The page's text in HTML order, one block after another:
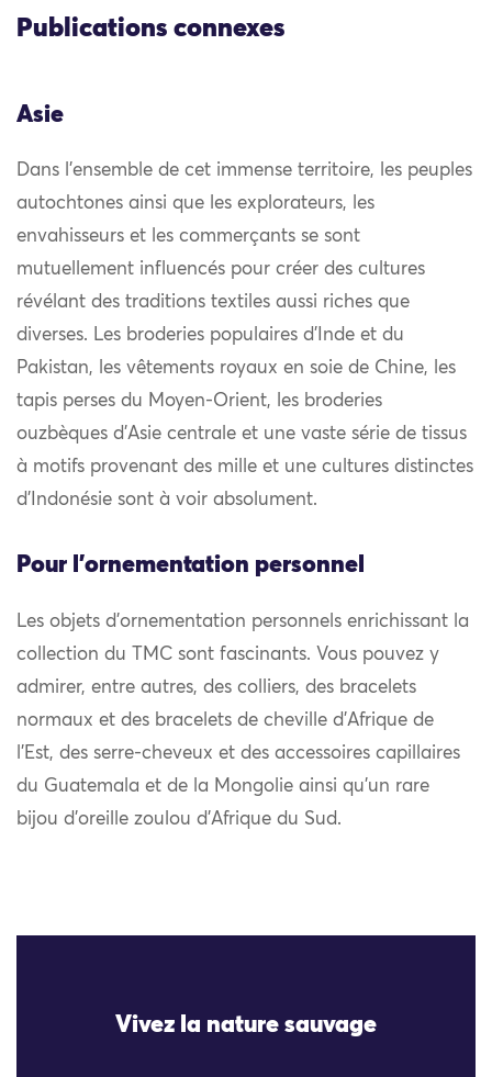
Publications connexes
Asie
Dans l’ensemble de cet immense territoire, les peuples
autochtones ainsi que les explorateurs, les
envahisseurs et les commerçants se sont
mutuellement influencés pour créer des cultures
révélant des traditions textiles aussi riches que
diverses. Les broderies populaires d’Inde et du
Pakistan, les vêtements royaux en soie de Chine, les
tapis perses du Moyen-Orient, les broderies
ouzbèques d’Asie centrale et une vaste série de tissus
à motifs provenant des mille et une cultures distinctes
d’Indonésie sont à voir absolument.
Pour l'ornementation personnel
Les objets d’ornementation personnels enrichissant la
collection du TMC sont fascinants. Vous pouvez y
admirer, entre autres, des colliers, des bracelets
normaux et des bracelets de cheville d’Afrique de
l’Est, des serre-cheveux et des accessoires capillaires
du Guatemala et de la Mongolie ainsi qu’un rare
bijou d’oreille zoulou d’Afrique du Sud.
Vivez la nature sauvage